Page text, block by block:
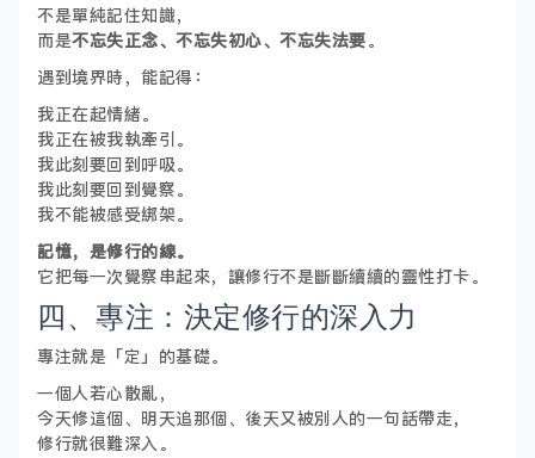
不是單純記住知識，
而是不忘失正念、不忘失初心、不忘失法要。
遇到境界時，能記得：
我正在起情緒。
我正在被我執牽引。
我此刻要回到呼吸。
我此刻要回到覺察。
我不能被感受綁架。
記憶，是修行的線。
它把每一次覺察串起來，讓修行不是斷斷續續的靈性打卡。
四、專注：決定修行的深入力
專注就是「定」的基礎。
一個人若心散亂，
今天修這個、明天追那個、後天又被別人的一句話帶走，
修行就很難深入。